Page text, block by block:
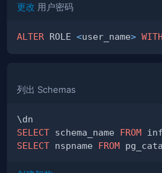
更改 用户密码
ALTER ROLE <user_name> WITH
列出 Schemas
SELECT schema_name FROM
SELECT nspname FROM